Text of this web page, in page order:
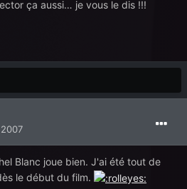
ça aussi… je vous le dis !!!
Blanc joue bien. J'ai été tout de
le début du film.